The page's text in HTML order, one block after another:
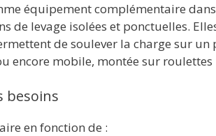
équipement complémentaire
de levage isolées et ponctuelles.
de soulever la charge sur un
encore mobile, montée sur
besoins
en fonction de :